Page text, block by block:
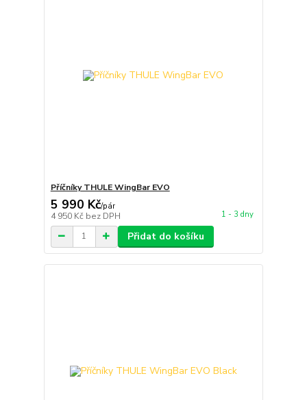
Příčníky THULE WingBar EVO
5 990 Kč/pár
4 950 Kč bez DPH 1 - 3 dny
Přidat do košíku